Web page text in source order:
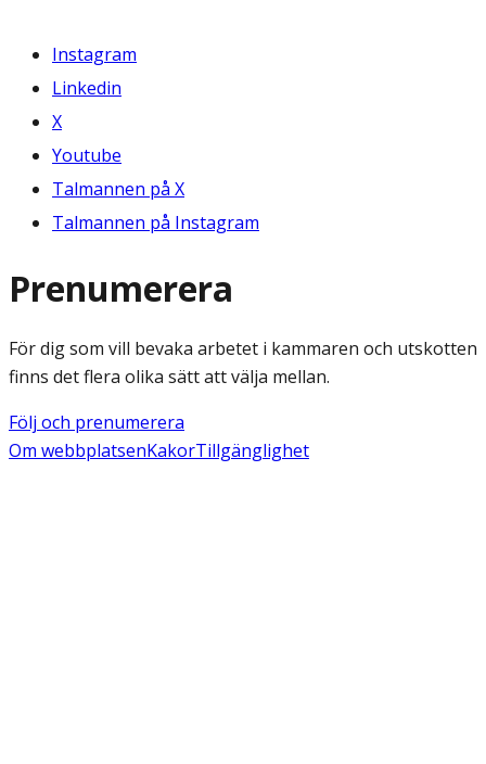
Instagram
Linkedin
X
Youtube
Talmannen på X
Talmannen på Instagram
Prenumerera
För dig som vill bevaka arbetet i kammaren och utskotten
finns det flera olika sätt att välja mellan.
Följ och prenumerera
Om webbplatsenKakorTillgänglighet